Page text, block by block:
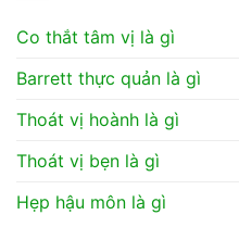
Co thắt tâm vị là gì
Barrett thực quản là gì
Thoát vị hoành là gì
Thoát vị bẹn là gì
Hẹp hậu môn là gì